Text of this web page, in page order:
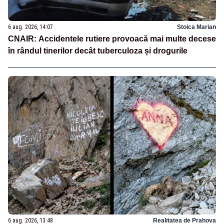
6 aug. 2026, 14:07 Stoica Marian
CNAIR: Accidentele rutiere provoacă mai multe decese
în rândul tinerilor decât tuberculoza și drogurile
6 aug. 2026, 13:48 Realitatea de Prahova